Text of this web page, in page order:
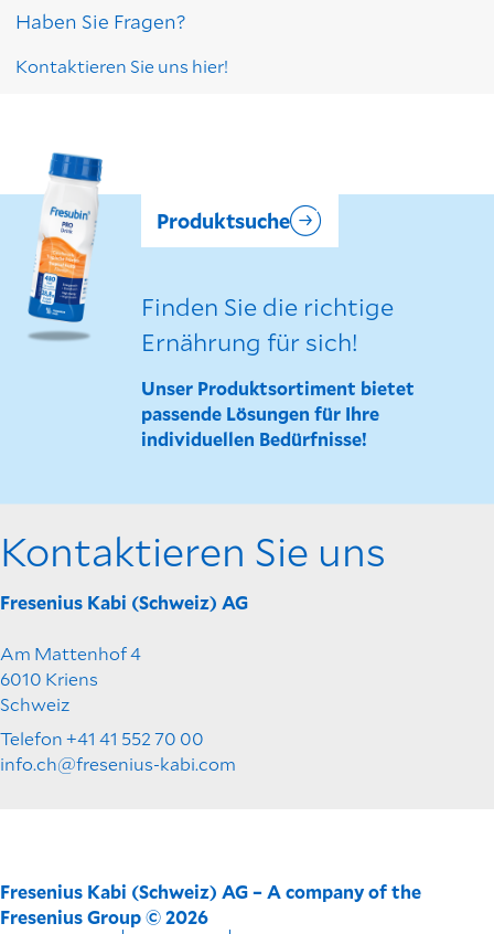
Haben Sie Fragen?
Kontaktieren Sie uns hier!
Finden Sie die richtige
Ernährung für sich!
Unser Produktsortiment bietet
passende Lösungen für Ihre
individuellen Bedürfnisse!
Produktsuche
Kontaktieren Sie uns
Fresenius Kabi (Schweiz) AG
Am Mattenhof 4
6010 Kriens
Schweiz
Telefon +41 41 552 70 00
info.ch@fresenius-kabi.com
Fresenius Kabi (Schweiz) AG – A company of the
Fresenius Group © 2026